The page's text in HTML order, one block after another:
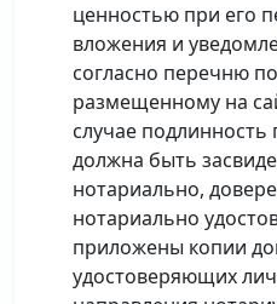
ценностью при его
вложения и
согласно перечню
размещенному на
случае
должна быть
нотариально,
нотариально
приложены копии
удостоверяющих